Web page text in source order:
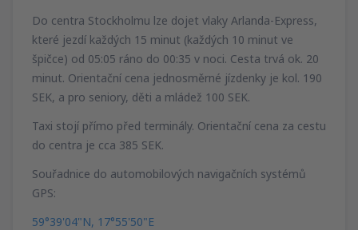
Do centra Stockholmu lze dojet vlaky Arlanda-Express,
které jezdí každých 15 minut (každých 10 minut ve
špičce) od 05:05 ráno do 00:35 v noci. Cesta trvá ok. 20
minut. Orientační cena jednosměrné jízdenky je kol. 190
SEK, a pro seniory, děti a mládež 100 SEK.
Taxi stojí přímo před terminály. Orientační cena za cestu
do centra je cca 385 SEK.
Souřadnice do automobilových navigačních systémů
GPS:
59°39'04"N, 17°55'50"E